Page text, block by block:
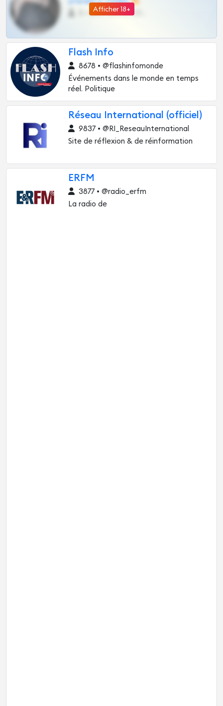
Afficher 18+
0 •
Flash Info
8678 • @flashinfomonde
Événements dans le monde en temps
réel. Politique
Réseau International (officiel)
9837 • @RI_ReseauInternational
Site de réflexion & de réinformation
ERFM
3877 • @radio_erfm
La radio de